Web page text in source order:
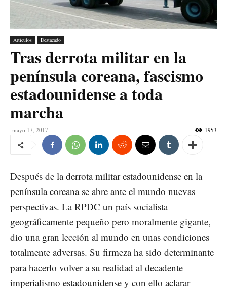
Artículos Destacado
Tras derrota militar en la
península coreana, fascismo
estadounidense a toda
marcha
mayo 17, 2017 1953
Después de la derrota militar estadounidense en la
península coreana se abre ante el mundo nuevas
perspectivas. La RPDC un país socialista
geográficamente pequeño pero moralmente gigante,
dio una gran lección al mundo en unas condiciones
totalmente adversas. Su firmeza ha sido determinante
para hacerlo volver a su realidad al decadente
imperialismo estadounidense y con ello aclarar